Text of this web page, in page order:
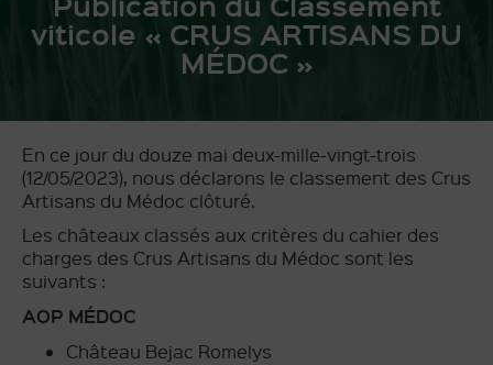
viticole « CRUS ARTISANS DU
MÉDOC »
En ce jour du douze mai deux-mille-vingt-trois
(12/05/2023), nous déclarons le classement des Crus
Artisans du Médoc clôturé.
Les châteaux classés aux critères du cahier des
charges des Crus Artisans du Médoc sont les
suivants :
AOP MÉDOC
Château Bejac Romelys